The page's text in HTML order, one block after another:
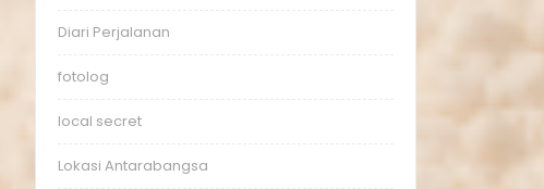
Diari Perjalanan
fotolog
local secret
Lokasi Antarabangsa